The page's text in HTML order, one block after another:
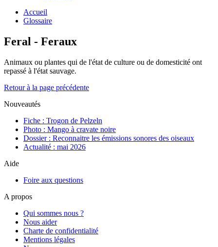
Accueil
Glossaire
Feral - Feraux
Animaux ou plantes qui de l'état de culture ou de domesticité ont
repassé à l'état sauvage.
Retour à la page précédente
Nouveautés
Fiche : Trogon de Pelzeln
Photo : Mango à cravate noire
Dossier : Reconnaitre les émissions sonores des oiseaux
Actualité : mai 2026
Aide
Foire aux questions
A propos
Qui sommes nous ?
Nous aider
Charte de confidentialité
Mentions légales